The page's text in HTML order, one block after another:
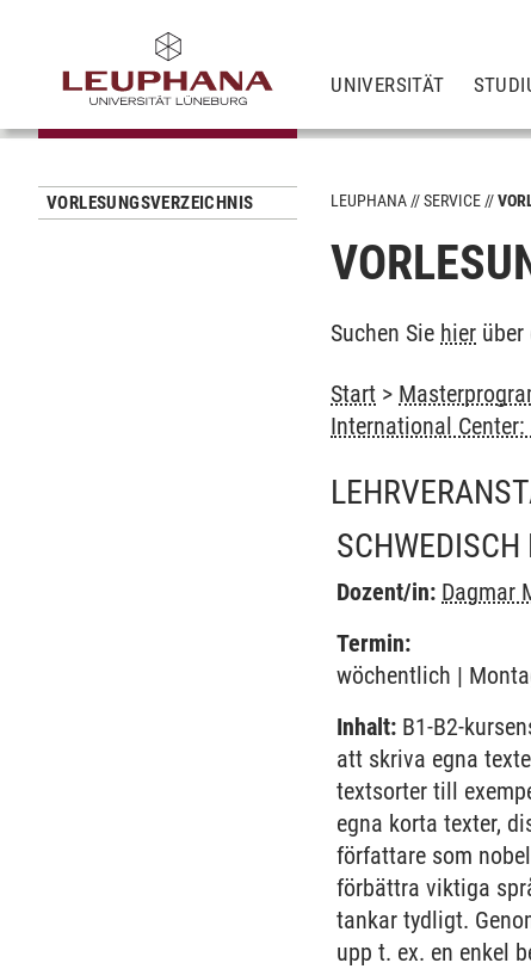
UNIVERSITÄT
VORLESUNGSVERZEICHNIS LEUPHANA SERVICE
Suchen Sie hier
Start >
International
SCHWEDISCH
Dozent/in: Dagmar
Termin:
wöchentlich |
Inhalt: B1-B2-
att skriva egna
textsorter till
egna korta texter,
författare som
förbättra viktiga
tankar tydligt.
upp t. ex. en enkel